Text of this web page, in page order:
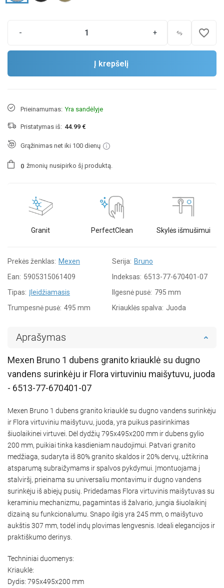
- + favorite_border
Į krepšelį
Prieinamumas: Yra sandėlyje
Pristatymas iš: 44.99 €
Grąžinimas net iki 100 dienų
0 žmonių nusipirko šį produktą.
Granit PerfectClean Skylės išmušimui
Prekės ženklas: Mexen Serija: Bruno
Ean: 5905315061409 Indeksas: 6513-77-670401-07
Tipas: Įleidžiamasis Ilgesnė pusė: 795 mm
Trumpesnė pusė: 495 mm Kriauklės spalva: Juoda
Aprašymas
Mexen Bruno 1 dubens granito kriauklė su dugno
vandens surinkėju ir Flora virtuviniu maišytuvu, juoda
- 6513-77-670401-07
Mexen Bruno 1 dubens granito kriauklė su dugno vandens surinkėju
ir Flora virtuviniu maišytuvu, juoda, yra puikus pasirinkimas
šiuolaikinei virtuvei. Dėl dydžių 795x495x200 mm ir dubens gylio
200 mm, puikiai tinka kasdieniam naudojimui. Patvari granito
medžiaga, sudaryta iš 80% granito skaldos ir 20% dervų, užtikrina
atsparumą subraižymams ir spalvos pykdymui. Įmontuojama į
stalviršį, prieinama su universaliu montavimu ir dugno vandens
surinkėju iš abiejų pusių. Pridedamas Flora virtuvinis maišytuvas su
keraminiu mechanizmu, pagamintas iš žalvario, jungia šiuolaikinį
dizainą su funkcionalumu. Snapo ilgis yra 245 mm, o maišytuvo
aukštis 307 mm, todėl indų plovimas lengvesnis. Ideali elegancijos ir
praktiškumo derinys.
Techniniai duomenys:
Kriauklė:
Dydis: 795x495x200 mm